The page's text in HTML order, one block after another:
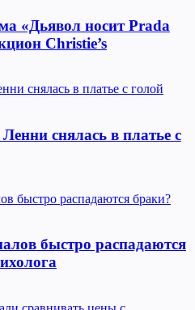
«Дьявол носит Prada
Christie’s
снялась в платье с
быстро распадаются